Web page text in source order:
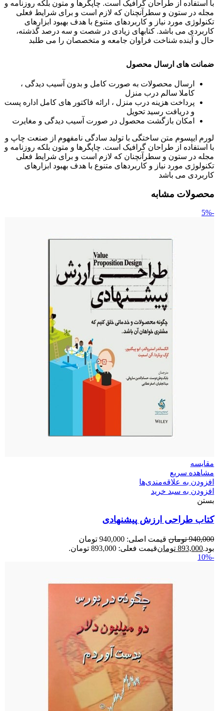
با استفاده از طراحان گرافیک است. چاپگرها و متون بلکه روزنامه و
مجله در ستون و سطرآنچنان که لازم است و برای شرایط فعلی
تکنولوژی مورد نیاز و کاربردهای متنوع با هدف بهبود ابزارهای
کاربردی می باشد. کتابهای زیادی در شصت و سه درصد گذشته،
حال و آینده شناخت فراوان جامعه و متخصصان را می طلبد
ضمانت های ارسال محصول
ارسال محصولات به صورت کامل و بدون آسیب دیدگی ،
کاملا سالم درب منزل
پرداخت هزینه درب منزل ، ارائه فاکتور های کامل اداره پست
و دریافت رسید تحویل
امکان بازگشت محصول در صورت آسیب دیدگی و مغایرت
لورم ایپسوم متن ساختگی با تولید سادگی نامفهوم از صنعت چاپ و
با استفاده از طراحان گرافیک است. چاپگرها و متون بلکه روزنامه و
مجله در ستون و سطرآنچنان که لازم است و برای شرایط فعلی
تکنولوژی مورد نیاز و کاربردهای متنوع با هدف بهبود ابزارهای
کاربردی می باشد
محصولات مشابه
-5%
مقایسه
مشاهده سریع
افزودن به علاقه‌مندی‌ها
افزودن به سبد خرید
بستن
کتاب طراحی ارزش پیشنهادی
940,000 تومان
قیمت اصلی: 940,000 تومان
بود.893,000 تومانقیمت فعلی: 893,000 تومان.
-10%